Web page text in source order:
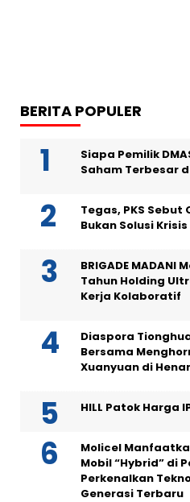
BERITA POPULER
Siapa Pemilik
Saham Terbesar
Tegas, PKS
Bukan Solusi Krisis
BRIGADE
Tahun Holding
Kerja Kolaboratif
Diaspora
Bersama
Xuanyuan di
HILL Patok Harga
Molicel
Mobil “Hybrid” di
Perkenalkan
Generasi Terbaru